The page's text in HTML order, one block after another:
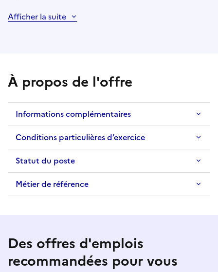
Afficher la suite
À propos de l'offre
Informations complémentaires
Conditions particulières d’exercice
Statut du poste
Métier de référence
Des offres d'emplois
recommandées pour vous